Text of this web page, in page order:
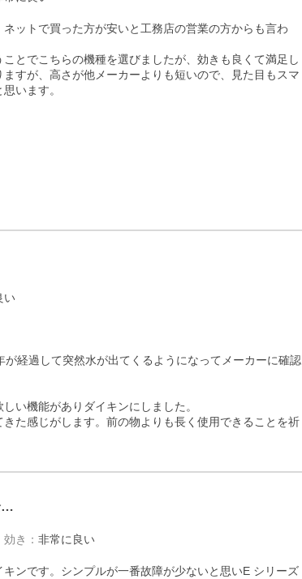
ットで買った方が安いと工務店の営業の方からも言わ
とでこちらの機種を選びましたが、効きも良くて満足し
すが、高さが他メーカーよりも短いので、見た目もスマ
います。
い
経過して突然水が出てくるようになってメーカーに確認
い機能がありダイキンにしました。
た感じがします。前の物よりも長く使用できることを祈
…
効き ： 非常に良い
ンです。シンプルが一番故障が少ないと思いE シリーズ